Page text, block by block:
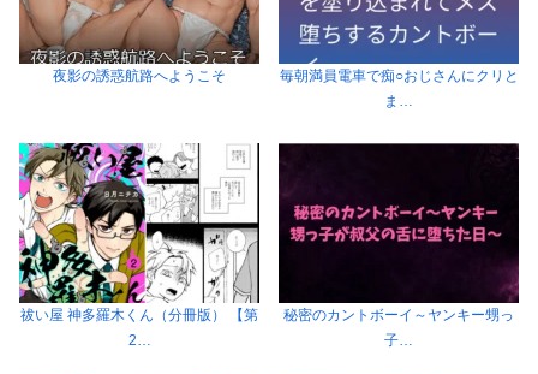
夜影の誘惑航路へようこそ
毎朝満員電車で痴○おじさんにクリと
ま…
祓い屋 神多羅木くん（分冊版） 【第
2…
秘密のカントボーイ～ヤンキー甥っ
子…